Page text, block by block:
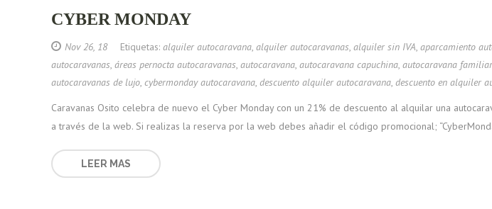
CYBER MONDAY
Nov 26, 18Etiquetas: alquiler autocaravana, alquiler autocaravanas, alquiler sin IVA, aparcamiento
autocaravanas, áreas pernocta autocaravanas, autocaravana, autocaravana capuchina, autocaravana familiar
autocaravanas de lujo, cybermonday autocaravana, descuento alquiler autocaravana, descuento en alquiler
Caravanas Osito celebra de nuevo el Cyber Monday con un 21% de descuento al alquilar una
a través de la web. Si realizas la reserva por la web debes añadir el código promocional;
LEER MAS